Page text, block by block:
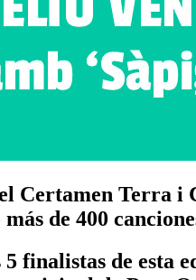
Terra i
de 400
finalistas de esta